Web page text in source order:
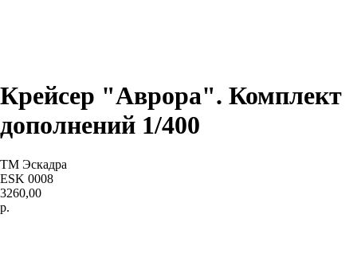
Крейсер "Аврора". Комплект
дополнений 1/400
ТМ Эскадра
ESK 0008
3260,00
р.